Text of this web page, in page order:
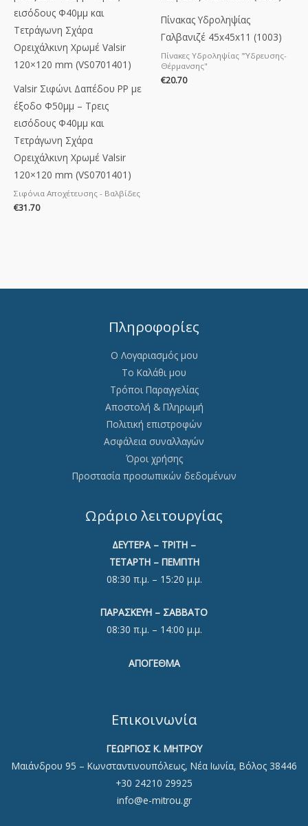
Valsir Σιφώνι Δαπέδου PP με
έξοδο Φ50μμ – Τρεις
εισόδους Φ40μμ και
Τετράγωνη Σχάρα
Ορειχάλκινη Χρωμέ Valsir
120×120 mm (VS0701401)
Σιφόνια Αποχέτευσης - Βαλβίδες
€31.70
Πίνακας Υδροληψίας
Γαλβανιζέ 45x45x11 (1003)
Πίνακες Υδροληψίας "Ύδρευσης-
Θέρμανσης"
€20.70
Πληροφορίες
Ο Λογαριασμός μου
Το Καλάθι μου
Τρόποι Παραγγελίας
Αποστολή & Πληρωμή
Πολιτική επιστροφών
Ασφάλεια συναλλαγών
Όροι χρήσης
Προστασία προσωπικών δεδομένων
Ωράριο λειτουργίας
ΔΕΥΤΕΡΑ – ΤΡΙΤΗ –
ΤΕΤΑΡΤΗ – ΠΕΜΠΤΗ
08:30 π.μ. – 15:20 μ.μ.
ΠΑΡΑΣΚΕΥΗ – ΣΑΒΒΑΤΟ
08:30 π.μ. – 14:00 μ.μ.
ΑΠΟΓΕΘΜΑ
Επικοινωνία
ΓΕΩΡΓΙΟΣ Κ. ΜΗΤΡΟΥ
Μαιάνδρου 95 – Κωνσταντινουπόλεως, Νέα Ιωνία, Βόλος 38446
+30 24210 29925
info@e-mitrou.gr